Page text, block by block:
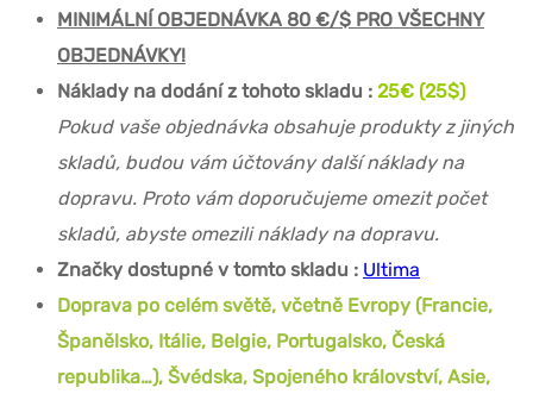
MINIMÁLNÍ OBJEDNÁVKA 80 €/$ PRO VŠECHNY
OBJEDNÁVKY!
Náklady na dodání z tohoto skladu : 25€ (25$)
Pokud vaše objednávka obsahuje produkty z jiných
skladů, budou vám účtovány další náklady na
dopravu. Proto vám doporučujeme omezit počet
skladů, abyste omezili náklady na dopravu.
Značky dostupné v tomto skladu : Ultima
Doprava po celém světě, včetně Evropy (Francie,
Španělsko, Itálie, Belgie, Portugalsko, Česká
republika…), Švédska, Spojeného království, Asie,